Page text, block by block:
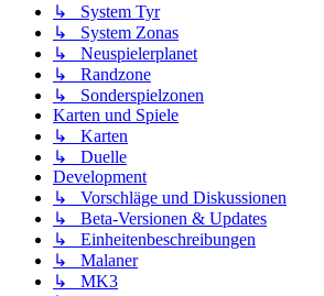
↳ System Tyr
↳ System Zonas
↳ Neuspielerplanet
↳ Randzone
↳ Sonderspielzonen
Karten und Spiele
↳ Karten
↳ Duelle
Development
↳ Vorschläge und Diskussionen
↳ Beta-Versionen & Updates
↳ Einheitenbeschreibungen
↳ Malaner
↳ MK3